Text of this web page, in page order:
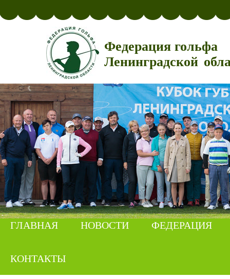
Федерация гольфа
Ленинградской
ГЛАВНАЯ НОВОСТИ ФЕДЕРАЦИЯ
КОНТАКТЫ